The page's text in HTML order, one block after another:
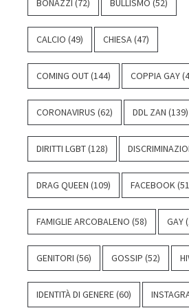
CALCIO (49) CHIESA (47)
COMING OUT(144) COPPIA GAY
CORONAVIRUS (62) DDL ZAN (139)
DIRITTI LGBT(128)
DRAG QUEEN (109) FACEBOOK
FAMIGLIE ARCOBALENO (58) GAY
GENITORI (56) GOSSIP (52)
IDENTITÀ DI GENERE (60)